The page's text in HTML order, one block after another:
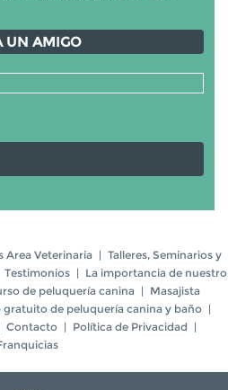
UN AMIGO
Area Veterinaria | Talleres, Seminarios y
Testimonios | La importancia de nuestro
de peluquería canina | Masajista
gratuito de peluquería canina y baño |
Contacto | Política de Privacidad |